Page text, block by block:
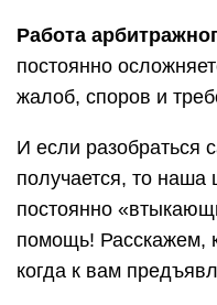
Работа
постоянно
жалоб, споров и
И если разобраться
получается, то
постоянно
помощь! Расскажем,
когда к вам